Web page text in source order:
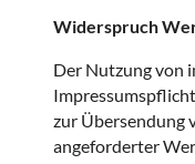
Widerspruch
Der Nutzung von
zur Übersendung
angeforderter